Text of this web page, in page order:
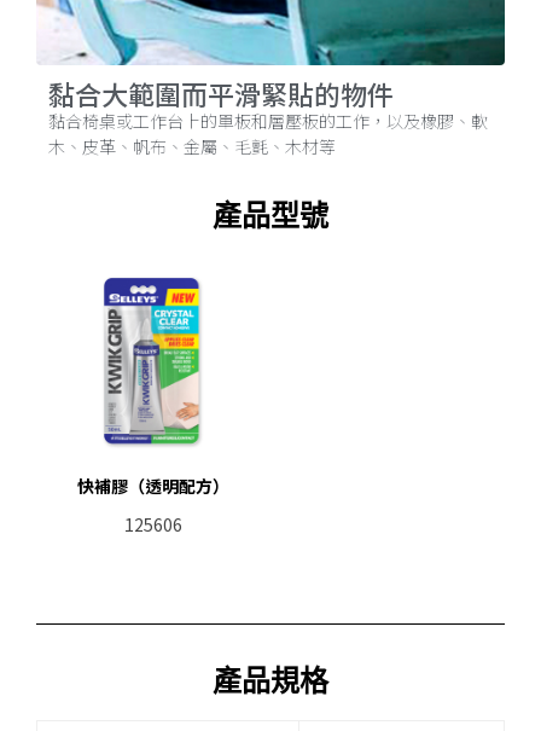
黏合大範圍而平滑緊貼的物件
黏合椅桌或工作台上的單板和層壓板的工作，以及橡膠、軟
木、皮革、帆布、金屬、毛氈、木材等
產品型號
快補膠（透明配方）
125606
產品規格